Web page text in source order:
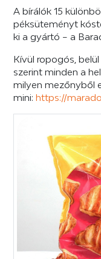
A bírálók 15
péksüteményt
ki a gyártó – a
Kívül ropogós,
szerint minden a
milyen mezőnyből
mini:https://